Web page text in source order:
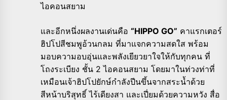
ไอคอนสยาม
และอีกหนึ่งผลงานเด่นคือ “HIPPO GO” คาแรกเตอร์
ฮิปโปสีชมพูอ้วนกลม ที่มาแจกความสดใส พร้อม
มอบความอบอุ่นและพลังเยียวยาใจให้กับทุกคน ที่
โถงระเบียง ชั้น 2 ไอคอนสยาม โดยมาในท่วงท่าที่
เหมือนเจ้าฮิปโปยักษ์กำลังปีนขึ้นจากสระน้ำด้วย
สีหน้าบริสุทธิ์ ไร้เดียงสา และเปี่ยมด้วยความหวัง สื่อ